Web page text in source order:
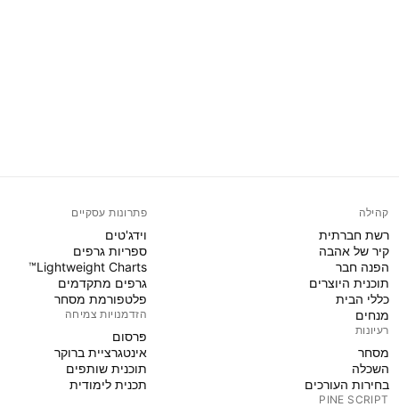
קהילה
רשת חברתית
קיר של אהבה
הפנה חבר
תוכנית היוצרים
כללי הבית
מנחים
רעיונות
מסחר
השכלה
בחירות העורכים
PINE SCRIPT
פתרונות עסקיים
וידג'טים
ספריות גרפים
Lightweight Charts™
גרפים מתקדמים
פלטפורמת מסחר
הזדמנויות צמיחה
פּרסום
אינטגרציית ברוקר
תוכנית שותפים
תכנית לימודית